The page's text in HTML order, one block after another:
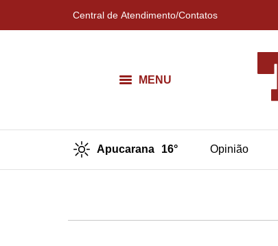
Central de Atendimento/Contatos
MENU
Apucarana 16° Opinião